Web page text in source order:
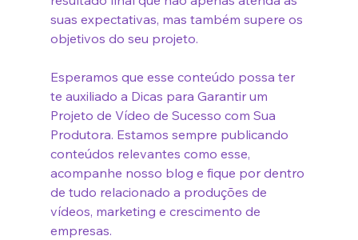
suas expectativas, mas também supere os
objetivos do seu projeto.
Esperamos que esse conteúdo possa ter
te auxiliado a Dicas para Garantir um
Projeto de Vídeo de Sucesso com Sua
Produtora. Estamos sempre publicando
conteúdos relevantes como esse,
acompanhe nosso blog e fique por dentro
de tudo relacionado a produções de
vídeos, marketing e crescimento de
empresas.